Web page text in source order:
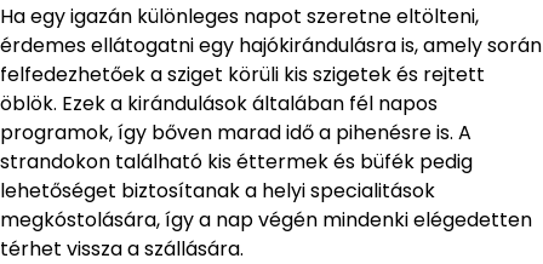
Ha egy igazán különleges napot szeretne eltölteni,
érdemes ellátogatni egy hajókirándulásra is, amely során
felfedezhetőek a sziget körüli kis szigetek és rejtett
öblök. Ezek a kirándulások általában fél napos
programok, így bőven marad idő a pihenésre is. A
strandokon található kis éttermek és büfék pedig
lehetőséget biztosítanak a helyi specialitások
megkóstolására, így a nap végén mindenki elégedetten
térhet vissza a szállására.